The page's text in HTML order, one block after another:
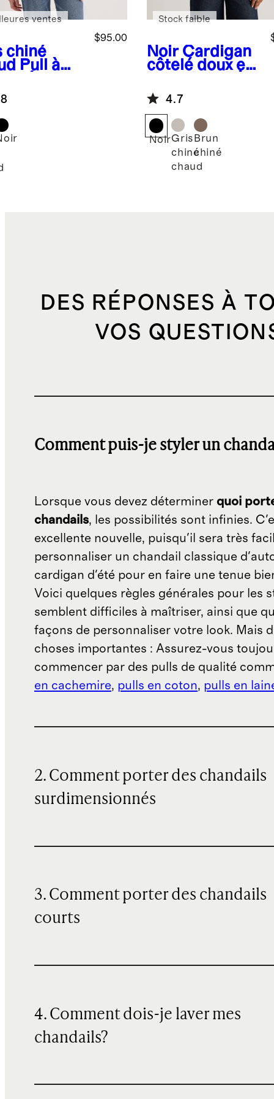
chiné
Pull à
de yak à
$95.00
ventes
Noir Cardigan
côtelé doux en
100% à
encolure
arrondie
Stock faible
4.7
NoirGris
chiné
chaud
Brun
chiné
DES RÉPONSES À
VOS
Comment puis-je styler un
Lorsque vous devez déterminer quoi
chandails, les possibilités sont infinies.
excellente nouvelle, puisqu'il sera très
personnaliser un chandail classique
cardigan d'été pour en faire une tenue
Voici quelques règles générales pour les
semblent difficiles à maîtriser, ainsi que
façons de personnaliser votre look. Mais
choses importantes : Assurez-vous
commencer par des pulls de qualité
en cachemire, pulls en coton, pulls en
2. Comment porter des chandails
surdimensionnés
3. Comment porter des chandails
courts
4. Comment dois-je laver mes
chandails?